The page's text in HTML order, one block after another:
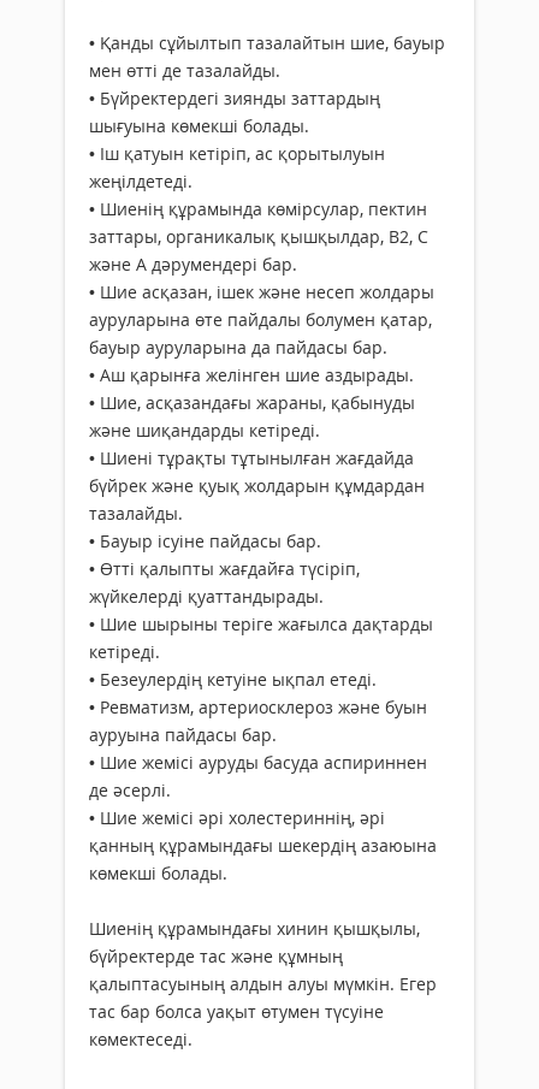
• Қанды сұйылтып тазалайтын шие, бауыр
мен өтті де тазалайды.
• Бүйректердегі зиянды заттардың
шығуына көмекші болады.
• Іш қатуын кетіріп, ас қорытылуын
жеңілдетеді.
• Шиенің құрамында көмірсулар, пектин
заттары, органикалық қышқылдар, В2, С
және А дәрумендері бар.
• Шие асқазан, ішек және несеп жолдары
ауруларына өте пайдалы болумен қатар,
бауыр ауруларына да пайдасы бар.
• Аш қарынға желінген шие аздырады.
• Шие, асқазандағы жараны, қабынуды
және шиқандарды кетіреді.
• Шиені тұрақты тұтынылған жағдайда
бүйрек және қуық жолдарын құмдардан
тазалайды.
• Бауыр ісуіне пайдасы бар.
• Өтті қалыпты жағдайға түсіріп,
жүйкелерді қуаттандырады.
• Шие шырыны теріге жағылса дақтарды
кетіреді.
• Безеулердің кетуіне ықпал етеді.
• Ревматизм, артериосклероз және буын
ауруына пайдасы бар.
• Шие жемісі ауруды басуда аспириннен
де әсерлі.
• Шие жемісі әрі холестериннің, әрі
қанның құрамындағы шекердің азаюына
көмекші болады.
Шиенің құрамындағы хинин қышқылы,
бүйректерде тас және құмның
қалыптасуының алдын алуы мүмкін. Егер
тас бар болса уақыт өтумен түсуіне
көмектеседі.